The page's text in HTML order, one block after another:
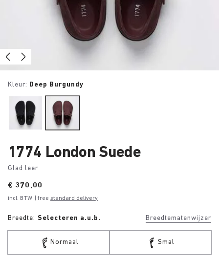
Kleur: Deep Burgundy
1774 London Suede
Glad leer
Price:
€ 370,00
incl. BTW | free standard delivery
Breedte: Selecteren a.u.b. Breedtematenwijzer
Normaal Smal